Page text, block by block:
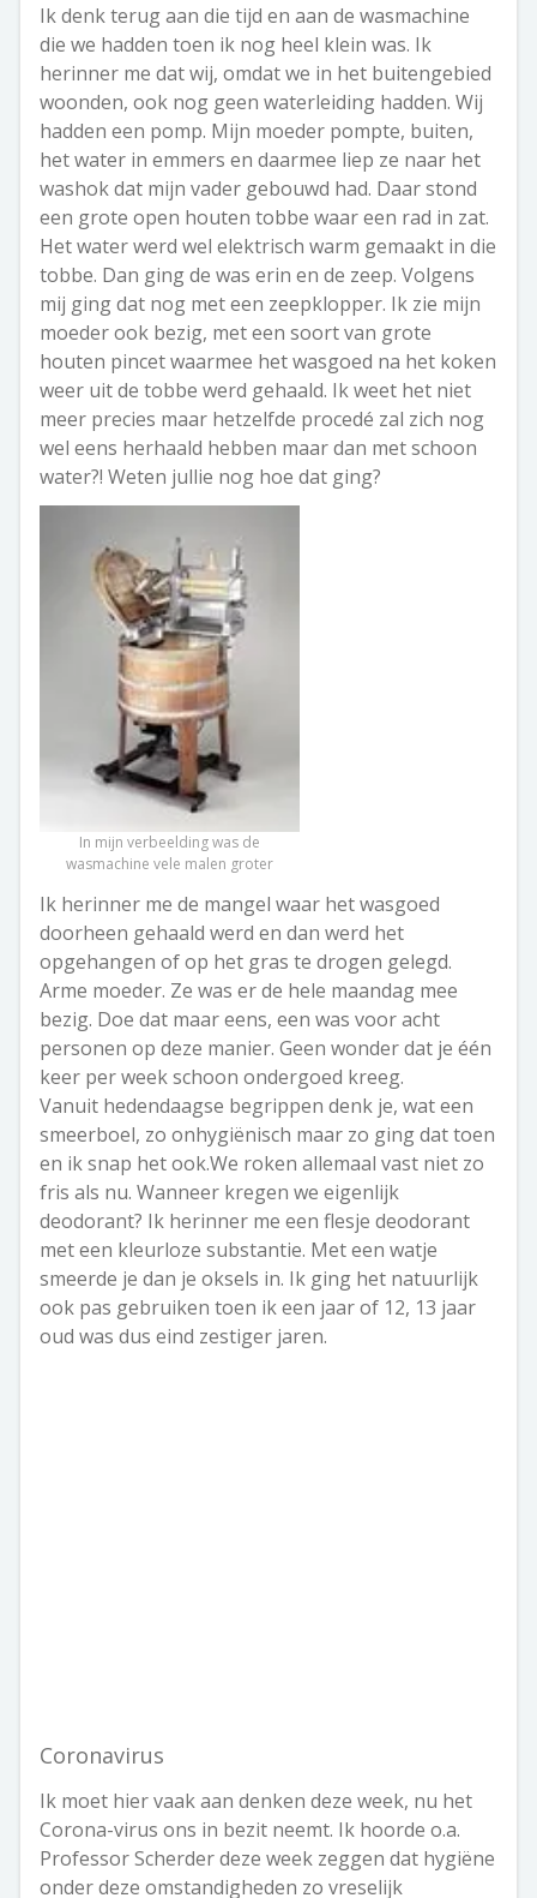
Ik denk terug aan die tijd en aan de wasmachine
die we hadden toen ik nog heel klein was. Ik
herinner me dat wij, omdat we in het buitengebied
woonden, ook nog geen waterleiding hadden. Wij
hadden een pomp. Mijn moeder pompte, buiten,
het water in emmers en daarmee liep ze naar het
washok dat mijn vader gebouwd had. Daar stond
een grote open houten tobbe waar een rad in zat.
Het water werd wel elektrisch warm gemaakt in die
tobbe. Dan ging de was erin en de zeep. Volgens
mij ging dat nog met een zeepklopper. Ik zie mijn
moeder ook bezig, met een soort van grote
houten pincet waarmee het wasgoed na het koken
weer uit de tobbe werd gehaald. Ik weet het niet
meer precies maar hetzelfde procedé zal zich nog
wel eens herhaald hebben maar dan met schoon
water?! Weten jullie nog hoe dat ging?
In mijn verbeelding was de
wasmachine vele malen groter
Ik herinner me de mangel waar het wasgoed
doorheen gehaald werd en dan werd het
opgehangen of op het gras te drogen gelegd.
Arme moeder. Ze was er de hele maandag mee
bezig. Doe dat maar eens, een was voor acht
personen op deze manier. Geen wonder dat je één
keer per week schoon ondergoed kreeg.
Vanuit hedendaagse begrippen denk je, wat een
smeerboel, zo onhygiënisch maar zo ging dat toen
en ik snap het ook.We roken allemaal vast niet zo
fris als nu. Wanneer kregen we eigenlijk
deodorant? Ik herinner me een flesje deodorant
met een kleurloze substantie. Met een watje
smeerde je dan je oksels in. Ik ging het natuurlijk
ook pas gebruiken toen ik een jaar of 12, 13 jaar
oud was dus eind zestiger jaren.
Coronavirus
Ik moet hier vaak aan denken deze week, nu het
Corona-virus ons in bezit neemt. Ik hoorde o.a.
Professor Scherder deze week zeggen dat hygiëne
onder deze omstandigheden zo vreselijk